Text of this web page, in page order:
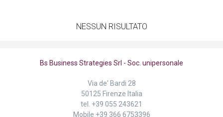
NESSUN RISULTATO
Bs Business Strategies Srl - Soc. unipersonale
Via de' Bardi 28
50125 Firenze Italia
tel. +39 055 243621
Mobile +39 366 6753396